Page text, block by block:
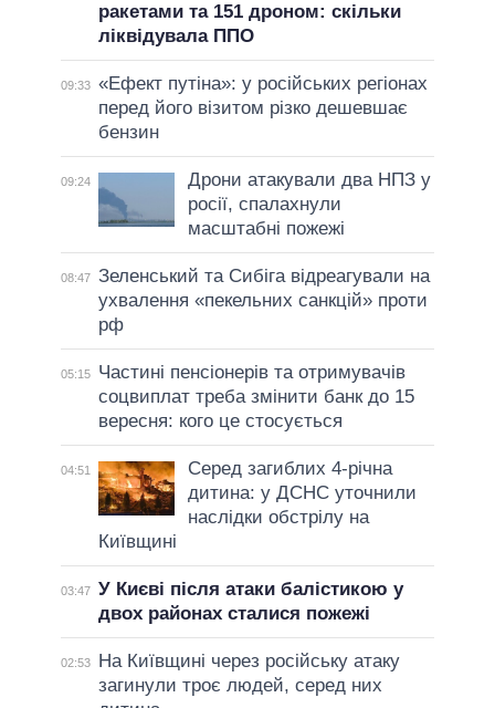
ракетами та 151 дроном: скільки
ліквідувала ППО
09:33 «Ефект путіна»: у російських регіонах
перед його візитом різко дешевшає
бензин
09:24
Дрони атакували два НПЗ у
росії, спалахнули
масштабні пожежі
08:47 Зеленський та Сибіга відреагували на
ухвалення «пекельних санкцій» проти
рф
05:15
Частині пенсіонерів та отримувачів
соцвиплат треба змінити банк до 15
вересня: кого це стосується
04:51
Серед загиблих 4-річна
дитина: у ДСНС уточнили
наслідки обстрілу на
Київщині
03:47 У Києві після атаки балістикою у
двох районах сталися пожежі
02:53
На Київщині через російську атаку
загинули троє людей, серед них